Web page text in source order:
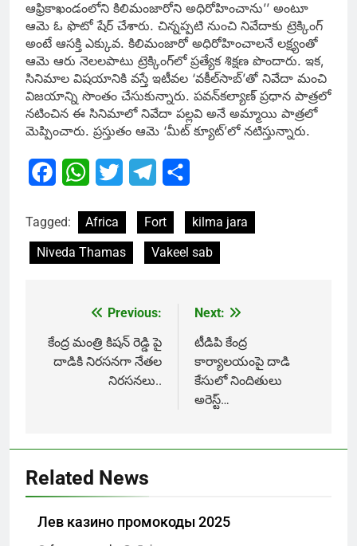
ఆఫ్రికాఖండంలోని కిలిమంజారోని అధిరోహించాను’’ అంటూ
ఆమె ఓ ఫొటో షేర్‌ చేశారు. చిన్నప్పటి నుంచి నివేదాకు ట్రెక్కింగ్‌
అంటే ఆసక్తి ఎక్కువ. కిలిమంజారో అధిరోహించాలనే లక్ష్యంతో
ఆమె ఆరు నెలలపాటు ట్రెక్కింగ్‌లో ప్రత్యేక శిక్షణ పొందారు. ఇక,
సినిమాల విషయానికి వస్తే ఇటీవల ‘వకీల్‌సాబ్‌’తో నివేదా మంచి
విజయాన్ని సొంతం చేసుకున్నారు. పవన్‌కల్యాణ్‌ ప్రధాన పాత్రలో
నటించిన ఈ సినిమాలో నివేదా పల్లవి అనే అమ్మాయి పాత్రలో
మెప్పించారు. ప్రస్తుతం ఆమె ‘మీట్‌ క్యూట్‌’లో నటిస్తున్నారు.
FacebookWhatsApp
Twitter Telegram
Tagged: Africa Fort
kilma jara
Niveda Thamas
Vakeel sab
navigation
Previous:
కేంద్ర మంత్రి కిషన్ రెడ్డి పై
దాడికి నిరసనగా నేతల
నిరసనలు..
Next:
టీడిపి కేంద్ర
కార్యాలయంపై దాడి
కేసులో నిందితులు
అరెస్ట్…
Related News
Лев казино промокоды 2025